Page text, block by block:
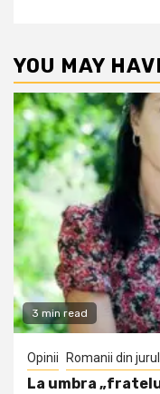
YOU MAY
3 min read
Opinii Romanii din
La umbra